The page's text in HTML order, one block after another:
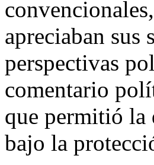
apreciaban sus
perspectivas
comentario
que permitió la
bajo la